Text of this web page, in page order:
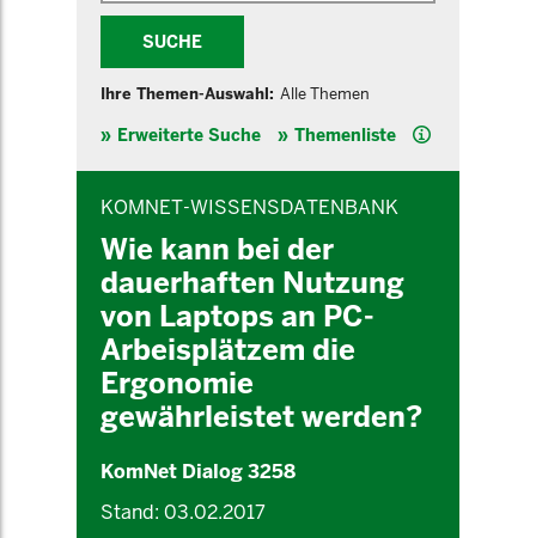
SUCHE
Ihre Themen-Auswahl: Alle Themen
Erweiterte Suche Themenliste Hilfe
KOMNET-WISSENSDATENBANK
Wie kann bei der
dauerhaften Nutzung
von Laptops an PC-
Arbeisplätzem die
Ergonomie
gewährleistet werden?
KomNet Dialog 3258
Stand: 03.02.2017